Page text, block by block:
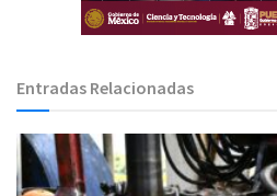
Entradas Relacionadas